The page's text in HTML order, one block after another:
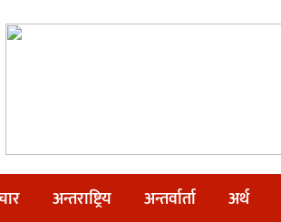
अन्तराष्ट्रिय अन्तर्वार्ता अर्थ